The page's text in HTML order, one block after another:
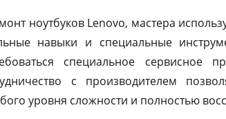
ноутбуков Lenovo, мастера
навыки и специальные
специальное сервисное
с производителем
уровня сложности и полностью